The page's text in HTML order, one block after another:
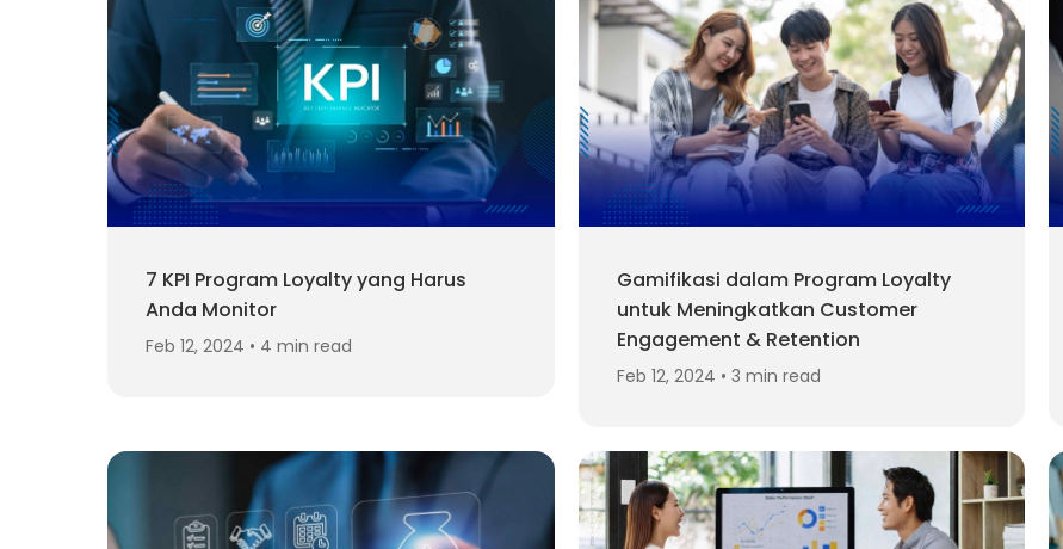
7 KPI Program Loyalty yang Harus
Anda Monitor
Feb 12, 2024 • 4 min read
Gamifikasi dalam Program Loyalty
untuk Meningkatkan Customer
Engagement & Retention
Feb 12, 2024 • 3 min read